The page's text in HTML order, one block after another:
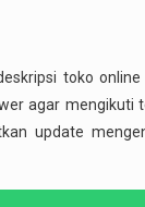
toko
agar mengikuti
update